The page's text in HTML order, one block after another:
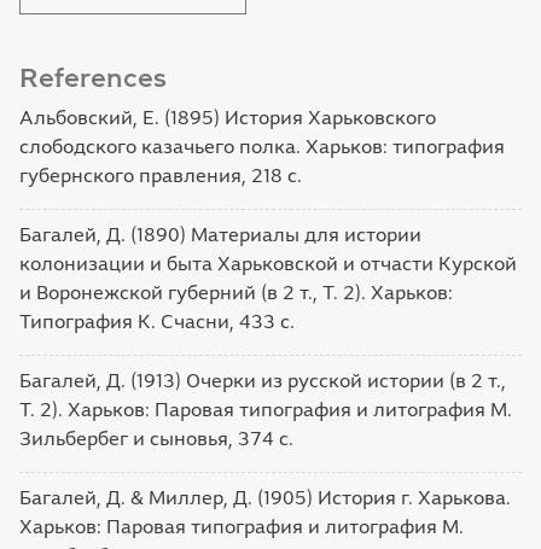
References
Альбовский, Е. (1895) История Харьковского
слободского казачьего полка. Харьков: типография
губернского правления, 218 с.
Багалей, Д. (1890) Материалы для истории
колонизации и быта Харьковской и отчасти Курской
и Воронежской губерний (в 2 т., Т. 2). Харьков:
Типография К. Счасни, 433 с.
Багалей, Д. (1913) Очерки из русской истории (в 2 т.,
Т. 2). Харьков: Паровая типография и литография М.
Зильбербег и сыновья, 374 с.
Багалей, Д. & Миллер, Д. (1905) История г. Харькова.
Харьков: Паровая типография и литография М.